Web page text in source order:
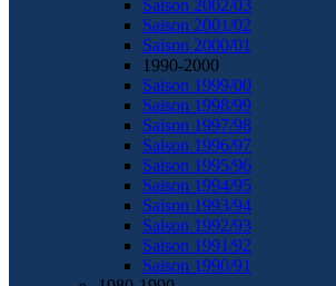
Saison 2002/03
Saison 2001/02
Saison 2000/01
1990-2000
Saison 1999/00
Saison 1998/99
Saison 1997/98
Saison 1996/97
Saison 1995/96
Saison 1994/95
Saison 1993/94
Saison 1992/93
Saison 1991/92
Saison 1990/91